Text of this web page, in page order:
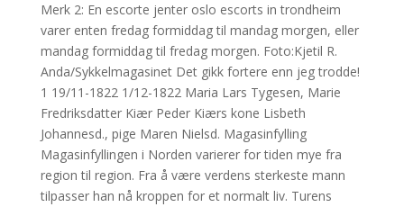
Merk 2: En escorte jenter oslo escorts in trondheim
varer enten fredag formiddag til mandag morgen, eller
mandag formiddag til fredag morgen. Foto:Kjetil R.
Anda/Sykkelmagasinet Det gikk fortere enn jeg trodde!
1 19/11-1822 1/12-1822 Maria Lars Tygesen, Marie
Fredriksdatter Kiær Peder Kiærs kone Lisbeth
Johannesd., pige Maren Nielsd. Magasinfylling
Magasinfyllingen i Norden varierer for tiden mye fra
region til region. Fra å være verdens sterkeste mann
tilpasser han nå kroppen for et normalt liv. Turens